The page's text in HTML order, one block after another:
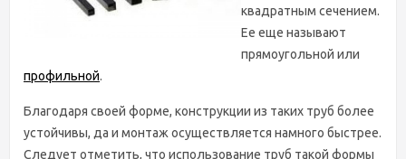
квадратным сечением.
Ее еще называют
прямоугольной или
профильной.
Благодаря своей форме, конструкции из таких труб более
устойчивы, да и монтаж осуществляется намного быстрее.
Следует отметить, что использование труб такой формы